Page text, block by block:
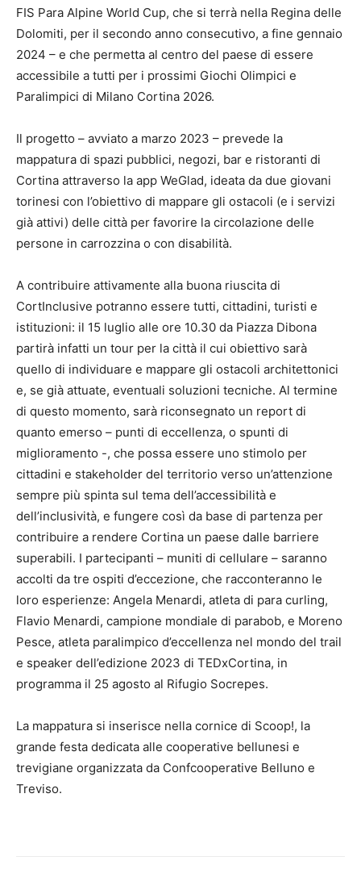
FIS Para Alpine World Cup, che si terrà nella Regina delle
Dolomiti, per il secondo anno consecutivo, a fine gennaio
2024 – e che permetta al centro del paese di essere
accessibile a tutti per i prossimi Giochi Olimpici e
Paralimpici di Milano Cortina 2026.
Il progetto – avviato a marzo 2023 – prevede la
mappatura di spazi pubblici, negozi, bar e ristoranti di
Cortina attraverso la app WeGlad, ideata da due giovani
torinesi con l’obiettivo di mappare gli ostacoli (e i servizi
già attivi) delle città per favorire la circolazione delle
persone in carrozzina o con disabilità.
A contribuire attivamente alla buona riuscita di
CortInclusive potranno essere tutti, cittadini, turisti e
istituzioni: il 15 luglio alle ore 10.30 da Piazza Dibona
partirà infatti un tour per la città il cui obiettivo sarà
quello di individuare e mappare gli ostacoli architettonici
e, se già attuate, eventuali soluzioni tecniche. Al termine
di questo momento, sarà riconsegnato un report di
quanto emerso – punti di eccellenza, o spunti di
miglioramento -, che possa essere uno stimolo per
cittadini e stakeholder del territorio verso un’attenzione
sempre più spinta sul tema dell’accessibilità e
dell’inclusività, e fungere così da base di partenza per
contribuire a rendere Cortina un paese dalle barriere
superabili. I partecipanti – muniti di cellulare – saranno
accolti da tre ospiti d’eccezione, che racconteranno le
loro esperienze: Angela Menardi, atleta di para curling,
Flavio Menardi, campione mondiale di parabob, e Moreno
Pesce, atleta paralimpico d’eccellenza nel mondo del trail
e speaker dell’edizione 2023 di TEDxCortina, in
programma il 25 agosto al Rifugio Socrepes.
La mappatura si inserisce nella cornice di Scoop!, la
grande festa dedicata alle cooperative bellunesi e
trevigiane organizzata da Confcooperative Belluno e
Treviso.